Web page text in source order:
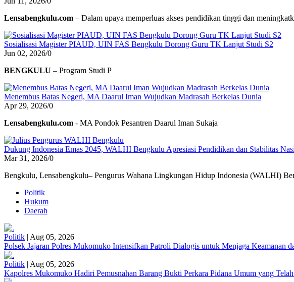
Lensabengkulu.com – Dalam upaya memperluas akses pendidikan tinggi dan
Sosialisasi Magister PIAUD, UIN FAS Bengkulu Dorong Guru TK Lanjut Studi S2
Jun 02, 2026/0
BENGKULU – Program Studi P
Menembus Batas Negeri, MA Daarul Iman Wujudkan Madrasah Berkelas Dunia
Apr 29, 2026/0
Lensabengkulu.com - MA Pondok Pesantren Daarul Iman Sukaja
Dukung Indonesia Emas 2045, WALHI Bengkulu Apresiasi Pendidikan dan Stabilitas
Mar 31, 2026/0
Bengkulu, Lensabengkulu– Pengurus Wahana Lingkungan Hidup Indonesia (WALHI)
Politik
Hukum
Daerah
Politik | Aug 05, 2026
Polsek Jajaran Polres Mukomuko Intensifkan Patroli Dialogis untuk Menjaga Keamanan
Politik | Aug 05, 2026
Kapolres Mukomuko Hadiri Pemusnahan Barang Bukti Perkara Pidana Umum yang